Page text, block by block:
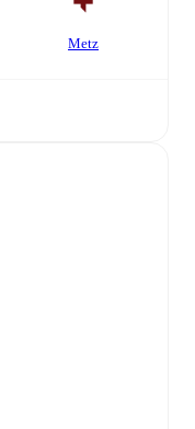
Metz